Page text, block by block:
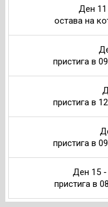
Ден
остава на
пристига в
пристига в
пристига в
Ден 15 -
пристига в